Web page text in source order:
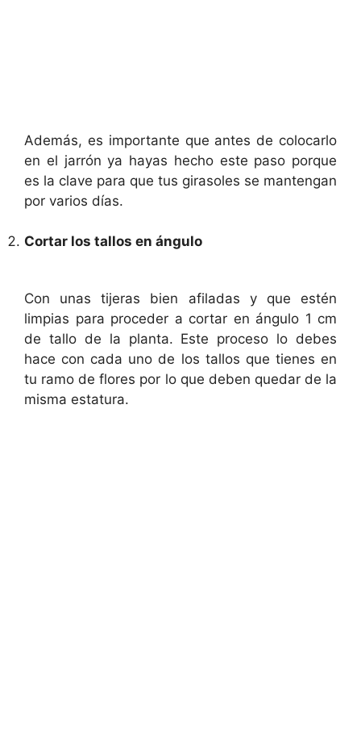
Además, es importante que antes de colocarlo
en el jarrón ya hayas hecho este paso porque
es la clave para que tus girasoles se mantengan
por varios días.
Cortar los tallos en ángulo
Con unas tijeras bien afiladas y que estén
limpias para proceder a cortar en ángulo 1 cm
de tallo de la planta. Este proceso lo debes
hace con cada uno de los tallos que tienes en
tu ramo de flores por lo que deben quedar de la
misma estatura.